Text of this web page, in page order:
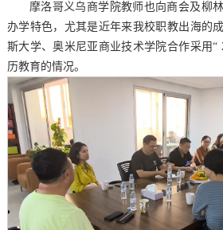
摩洛哥义乌商学院教师也向商会及柳
办学特色，尤其是近年来我校职教出海的
斯大学、奥米尼亚商业技术学院合作采用“
历教育的情况。